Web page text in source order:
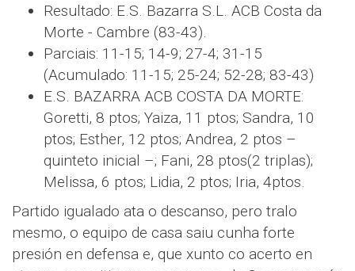
Resultado: E.S. Bazarra S.L. ACB Costa da
Morte - Cambre (83-43).
Parciais: 11-15; 14-9; 27-4; 31-15
(Acumulado: 11-15; 25-24; 52-28; 83-43)
E.S. BAZARRA ACB COSTA DA MORTE:
Goretti, 8 ptos; Yaiza, 11 ptos; Sandra, 10
ptos; Esther, 12 ptos; Andrea, 2 ptos –
quinteto inicial –; Fani, 28 ptos(2 triplas);
Melissa, 6 ptos; Lidia, 2 ptos; Iria, 4ptos.
Partido igualado ata o descanso, pero tralo
mesmo, o equipo de casa saiu cunha forte
presión en defensa e, que xunto co acerto en